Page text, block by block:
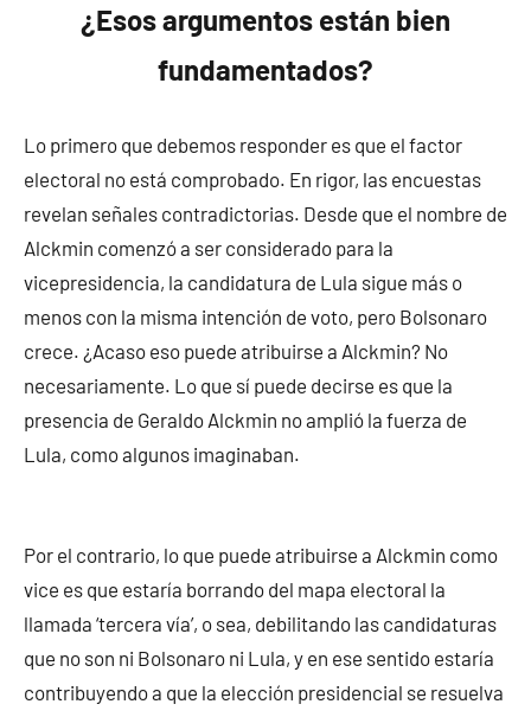
¿Esos argumentos están bien
fundamentados?
Lo primero que debemos responder es que el factor
electoral no está comprobado. En rigor, las encuestas
revelan señales contradictorias. Desde que el nombre de
Alckmin comenzó a ser considerado para la
vicepresidencia, la candidatura de Lula sigue más o
menos con la misma intención de voto, pero Bolsonaro
crece. ¿Acaso eso puede atribuirse a Alckmin? No
necesariamente. Lo que sí puede decirse es que la
presencia de Geraldo Alckmin no amplió la fuerza de
Lula, como algunos imaginaban.
Por el contrario, lo que puede atribuirse a Alckmin como
vice es que estaría borrando del mapa electoral la
llamada ‘tercera vía’, o sea, debilitando las candidaturas
que no son ni Bolsonaro ni Lula, y en ese sentido estaría
contribuyendo a que la elección presidencial se resuelva